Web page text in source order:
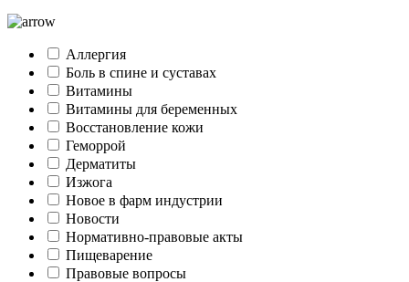
Аллергия
Боль в спине и суставах
Витамины
Витамины для беременных
Восстановление кожи
Геморрой
Дерматиты
Изжога
Новое в фарм индустрии
Новости
Нормативно-правовые акты
Пищеварение
Правовые вопросы